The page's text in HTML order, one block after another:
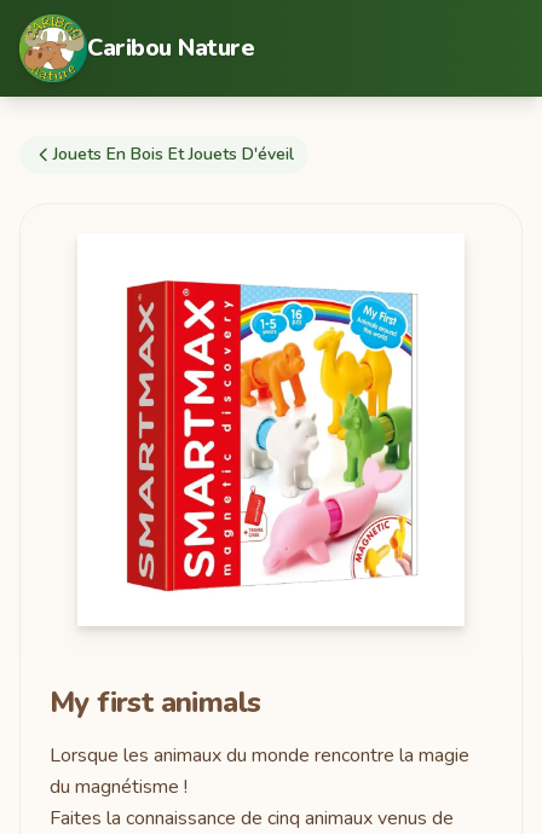
Caribou Nature
Jouets En Bois Et Jouets D'éveil
My first animals
Lorsque les animaux du monde rencontre la magie
du magnétisme !
Faites la connaissance de cinq animaux venus de